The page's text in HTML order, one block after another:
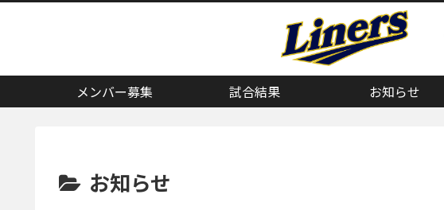
メンバー募集 試合結果 お知らせ
お知らせ